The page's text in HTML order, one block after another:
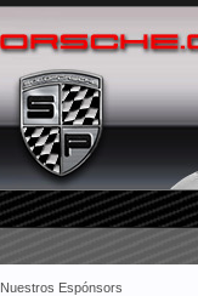
Nuestros Espónsors